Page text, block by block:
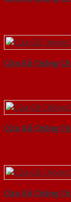
Cửa Gỗ Chống
Cửa Gỗ Chống
Cửa Gỗ Chống